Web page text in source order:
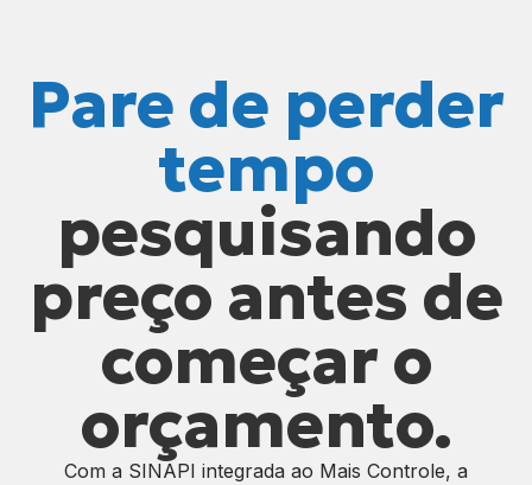
Pare de perder
tempo
pesquisando
preço antes de
começar o
orçamento.
Com a SINAPI integrada ao Mais Controle, a